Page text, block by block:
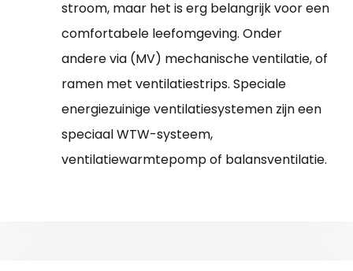
stroom, maar het is erg belangrijk voor een
comfortabele leefomgeving. Onder
andere via (MV) mechanische ventilatie, of
ramen met ventilatiestrips. Speciale
energiezuinige ventilatiesystemen zijn een
speciaal WTW-systeem,
ventilatiewarmtepomp of balansventilatie.